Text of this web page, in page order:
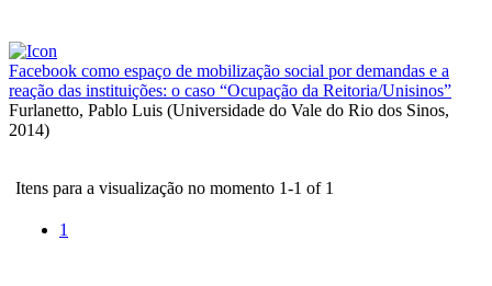
Facebook como espaço de mobilização social por demandas e a
reação das instituições: o caso “Ocupação da Reitoria/Unisinos”
Furlanetto, Pablo Luis (Universidade do Vale do Rio dos Sinos,
2014)
Itens para a visualização no momento 1-1 of 1
1